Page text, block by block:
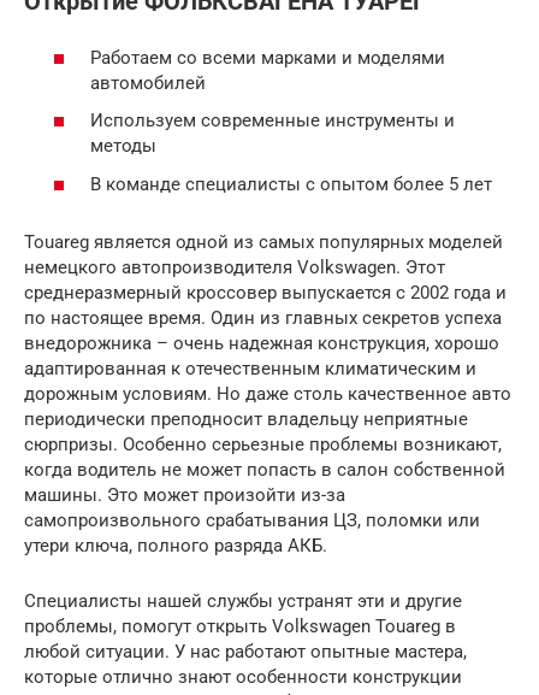
Работаем со всеми марками и моделями
автомобилей
Используем современные инструменты и
методы
В команде специалисты с опытом более 5 лет
Touareg является одной из самых популярных моделей
немецкого автопроизводителя Volkswagen. Этот
среднеразмерный кроссовер выпускается с 2002 года и
по настоящее время. Один из главных секретов успеха
внедорожника – очень надежная конструкция, хорошо
адаптированная к отечественным климатическим и
дорожным условиям. Но даже столь качественное авто
периодически преподносит владельцу неприятные
сюрпризы. Особенно серьезные проблемы возникают,
когда водитель не может попасть в салон собственной
машины. Это может произойти из-за
самопроизвольного срабатывания ЦЗ, поломки или
утери ключа, полного разряда АКБ.
Специалисты нашей службы устранят эти и другие
проблемы, помогут открыть Volkswagen Touareg в
любой ситуации. У нас работают опытные мастера,
которые отлично знают особенности конструкции